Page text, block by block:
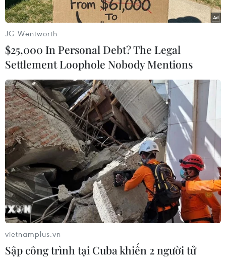
Thời tiết 2017: Xuất hiện bão rớt,
mưa trái mùa và dông lốc nhiều hơn
Ông Lê Thanh Hải, Phó Tổng Giám đốc Trung tâm Khí
tượng Thủy văn Quốc gia nhận định, năm 2017 là một
năm thiên ấm, nhưng bão rớt vẫn còn, xuất hiện mưa
trái mùa, dông lốc và mưa đá hiện nhiều hơn.
JG Wentworth
$25,000 In Personal Debt? The Legal
Settlement Loophole Nobody Mentions
vietnamplus.vn
Sập công trình tại Cuba khiến 2 người tử